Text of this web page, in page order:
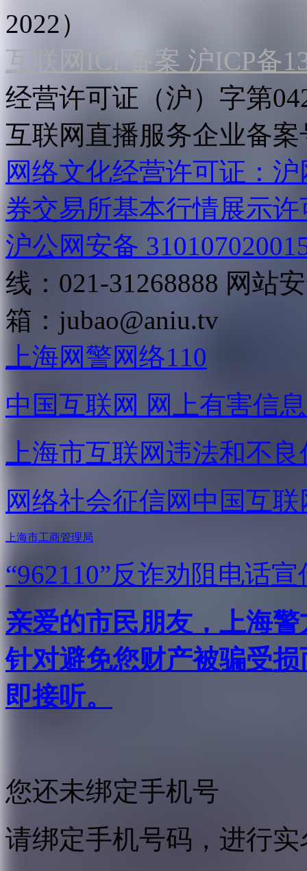
2022）
互联网ICP备案 沪ICP备
经营许可证（沪）字第
互联网直播服务企业备案
网络文化经营许可证：
券交易所基本行情展示许
沪公网安备
线：021-31268888 网站
箱： jubao@aniu.tv
上海网警网络110
中国互联网 网上有害信
上海市互联网违法和不
网络社会征信网 中国互
上海市工商管理局
“962110”反诈劝阻电话宣
亲爱的市民朋友，上海
针对避免您财产被骗受
即接听。
您还未绑定手机号
请绑定手机号码，进行